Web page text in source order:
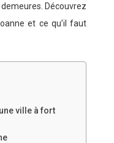
Découvrez
et ce qu’il faut
ville à fort